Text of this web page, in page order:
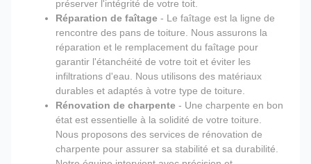
préserver l'intégrité de votre toit.
Réparation de faîtage - Le faîtage est la ligne de
rencontre des pans de toiture. Nous assurons la
réparation et le remplacement du faîtage pour
garantir l'étanchéité de votre toit et éviter les
infiltrations d'eau. Nous utilisons des matériaux
durables et adaptés à votre type de toiture.
Rénovation de charpente - Une charpente en bon
état est essentielle à la solidité de votre toiture.
Nous proposons des services de rénovation de
charpente pour assurer sa stabilité et sa durabilité.